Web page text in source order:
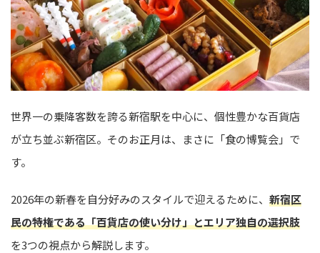
世界一の乗降客数を誇る新宿駅を中心に、個性豊かな百貨店
が立ち並ぶ新宿区。そのお正月は、まさに「食の博覧会」で
す。
2026年の新春を自分好みのスタイルで迎えるために、 新宿区
民の特権である「百貨店の使い分け」とエリア独自の選択肢
を3つの視点から解説します。